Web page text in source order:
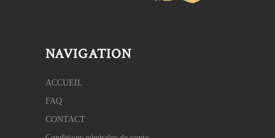
NAVIGATION
ACCUEIL
FAQ
CONTACT